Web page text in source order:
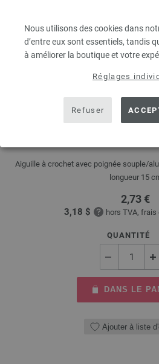
Nous utilisons des cookies dans
d’entre eux sont essentiels, tandis
à améliorer la boutique et votre
Réglages
Refuser
Aiguille à crochet avec
Aiguille à crochet avec poignée souple/
longueur 15
2,73 €
3,18 $ hors TVA, frais
QUANTITÉ
DANS LE
Ajouter à liste